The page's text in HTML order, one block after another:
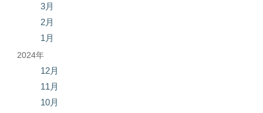
3月
2月
1月
2024年
12月
11月
10月